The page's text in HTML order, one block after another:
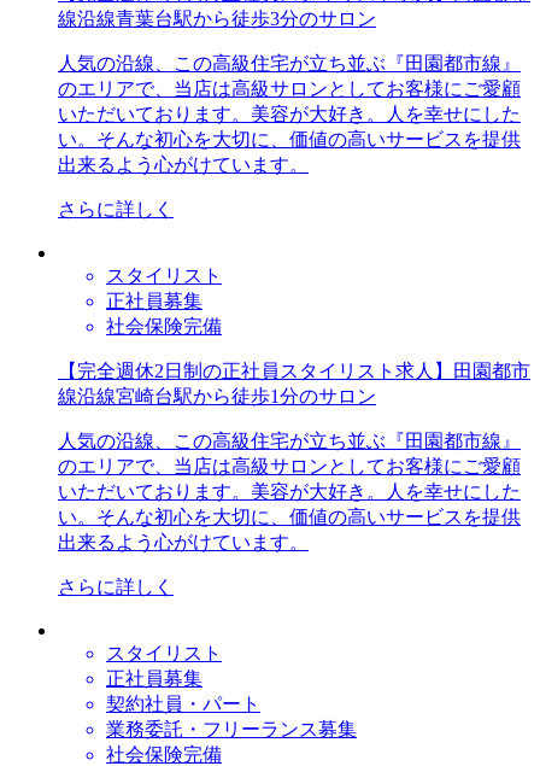
線沿線青葉台駅から徒歩3分のサロン
人気の沿線、この高級住宅が立ち並ぶ『田園都市線』
のエリアで、当店は高級サロンとしてお客様にご愛顧
いただいております。美容が大好き。人を幸せにした
い。そんな初心を大切に、価値の高いサービスを提供
出来るよう心がけています。
さらに詳しく
スタイリスト
正社員募集
社会保険完備
【完全週休2日制の正社員スタイリスト求人】田園都市
線沿線宮崎台駅から徒歩1分のサロン
人気の沿線、この高級住宅が立ち並ぶ『田園都市線』
のエリアで、当店は高級サロンとしてお客様にご愛顧
いただいております。美容が大好き。人を幸せにした
い。そんな初心を大切に、価値の高いサービスを提供
出来るよう心がけています。
さらに詳しく
スタイリスト
正社員募集
契約社員・パート
業務委託・フリーランス募集
社会保険完備